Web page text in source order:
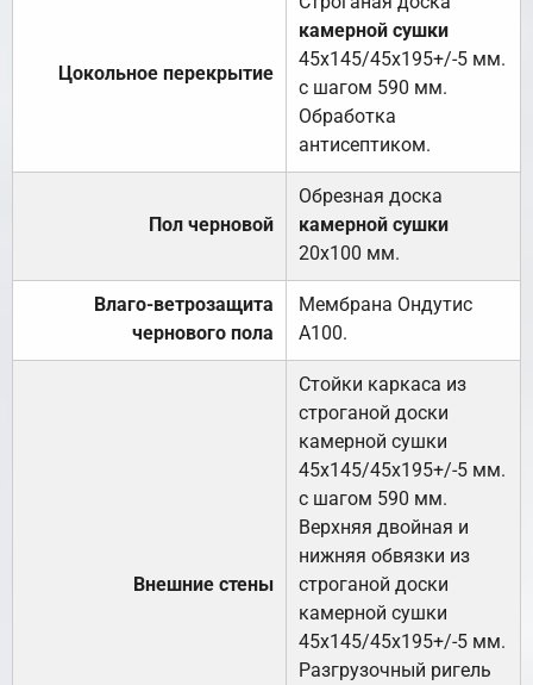
Цокольное перекрытие
камерной сушки
45х145/45х195+/-5 мм.
с шагом 590 мм.
Обработка
антисептиком.
Пол черновой
Обрезная доска
камерной сушки
20х100 мм.
Влаго-ветрозащита
чернового пола
Мембрана Ондутис
А100.
Внешние стены
Стойки каркаса из
строганой доски
камерной сушки
45х145/45х195+/-5 мм.
с шагом 590 мм.
Верхняя двойная и
нижняя обвязки из
строганой доски
камерной сушки
45х145/45х195+/-5 мм.
Разгрузочный ригель